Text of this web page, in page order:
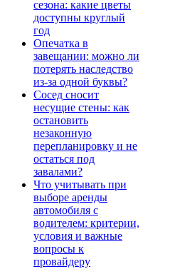
сезона: какие цветы
доступны круглый
год
Опечатка в
завещании: можно ли
потерять наследство
из-за одной буквы?
Сосед сносит
несущие стены: как
остановить
незаконную
перепланировку и не
остаться под
завалами?
Что учитывать при
выборе аренды
автомобиля с
водителем: критерии,
условия и важные
вопросы к
провайдеру